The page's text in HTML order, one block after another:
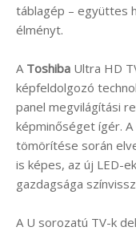
táblagép – együttes
élményt.
A Toshiba Ultra HD
képfeldolgozó
panel megvilágítási
képminőséget ígér. A
tömörítése során
is képes, az új LED-
gazdagsága
A U sorozatú TV-k